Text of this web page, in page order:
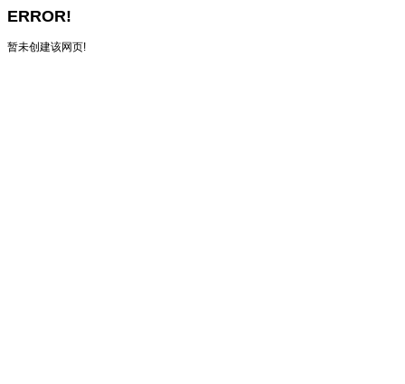
ERROR!
暂未创建该网页!